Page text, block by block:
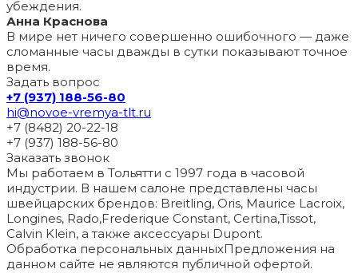
убеждения.
Анна Краснова
В мире нет ничего совершенно ошибочного — даже
сломанные часы дважды в сутки показывают точное
время.
Задать вопрос
+7 (937) 188-56-80
hi@novoe-vremya-tlt.ru
+7 (8482) 20-22-18
+7 (937) 188-56-80
Заказать звонок
Мы работаем в Тольятти с 1997 года в часовой
индустрии. В нашем салоне представлены часы
швейцарских брендов: Breitling, Oris, Maurice Lacroix,
Longines, Rado,Frederique Constant, Certina,Tissot,
Calvin Klein, а также аксессуары Dupont.
Обработка персональных данныхПредложения на
данном сайте не являются публичной офертой.